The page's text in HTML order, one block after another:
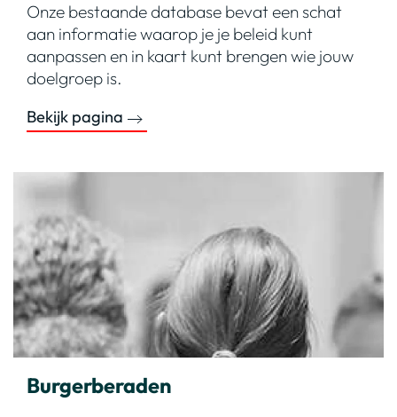
Onze bestaande database bevat een schat
aan informatie waarop je je beleid kunt
aanpassen en in kaart kunt brengen wie jouw
doelgroep is.
Bekijk pagina
Burgerberaden